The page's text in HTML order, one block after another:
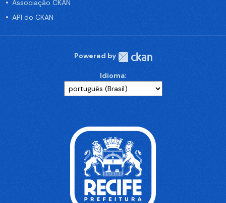
Associação CKAN
API do CKAN
Powered by
Idioma